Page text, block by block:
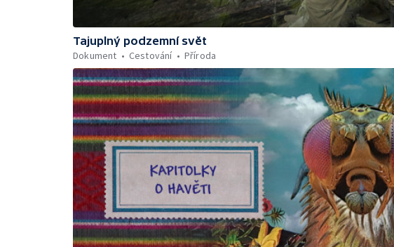
Tajuplný podzemní svět
Dokument
Cestování Příroda